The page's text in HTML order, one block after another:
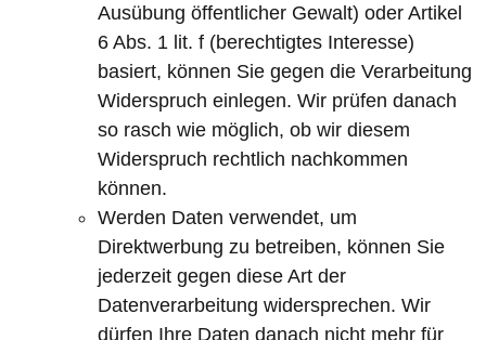
Ausübung öffentlicher Gewalt) oder Artikel
6 Abs. 1 lit. f (berechtigtes Interesse)
basiert, können Sie gegen die Verarbeitung
Widerspruch einlegen. Wir prüfen danach
so rasch wie möglich, ob wir diesem
Widerspruch rechtlich nachkommen
können.
Werden Daten verwendet, um
Direktwerbung zu betreiben, können Sie
jederzeit gegen diese Art der
Datenverarbeitung widersprechen. Wir
dürfen Ihre Daten danach nicht mehr für